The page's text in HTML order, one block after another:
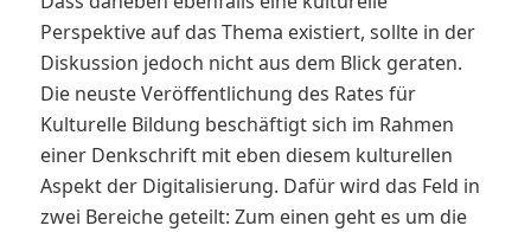
Perspektive auf das Thema existiert, sollte in der
Diskussion jedoch nicht aus dem Blick geraten.
Die neuste Veröffentlichung des Rates für
Kulturelle Bildung beschäftigt sich im Rahmen
einer Denkschrift mit eben diesem kulturellen
Aspekt der Digitalisierung. Dafür wird das Feld in
zwei Bereiche geteilt: Zum einen geht es um die